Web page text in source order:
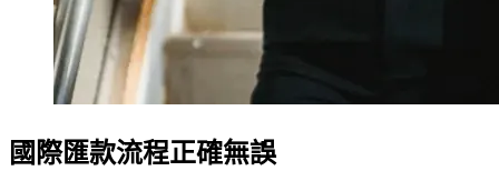
國際匯款流程正確無誤